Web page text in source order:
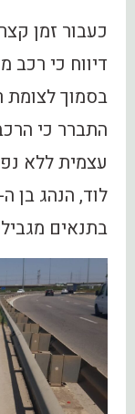
כעבור זמן
בסמוך לצומת
התברר כי
בתנאים